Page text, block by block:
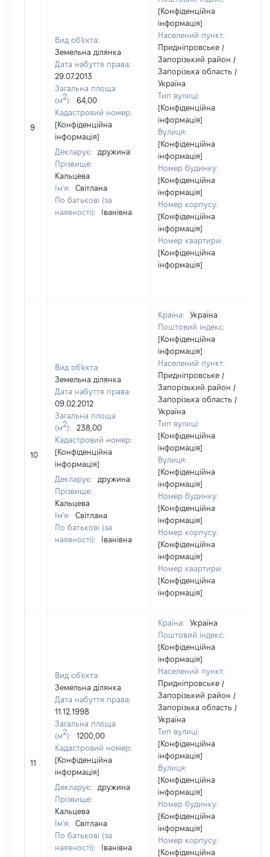
9
Вид об'єкта:
Земельна ділянка
Дата набуття права:
29.07.2013
Загальна площа
(м2):
64,00
Кадастровий номер:
[Конфіденційна
інформація]
Декларує:
дружина
Прізвище:
Кальцева
Ім'я:
Світлана
По батькові (за
наявності):
Іванівна
[Конфіденційна
інформація]
Населений пункт:
Придніпровське /
Запорізький район /
Запорізька область /
Україна
Тип вулиці:
[Конфіденційна
інформація]
Вулиця:
[Конфіденційна
інформація]
Номер будинку:
[Конфіденційна
інформація]
Номер корпусу:
[Конфіденційна
інформація]
Номер квартири:
[Конфіденційна
інформація]
10
Вид об'єкта:
Земельна ділянка
Дата набуття права:
09.02.2012
Загальна площа
(м2):
238,00
Кадастровий номер:
[Конфіденційна
інформація]
Декларує:
дружина
Прізвище:
Кальцева
Ім'я:
Світлана
По батькові (за
наявності):
Іванівна
Країна:
Україна
Поштовий індекс:
[Конфіденційна
інформація]
Населений пункт:
Придніпровське /
Запорізький район /
Запорізька область /
Україна
Тип вулиці:
[Конфіденційна
інформація]
Вулиця:
[Конфіденційна
інформація]
Номер будинку:
[Конфіденційна
інформація]
Номер корпусу:
[Конфіденційна
інформація]
Номер квартири:
[Конфіденційна
інформація]
11
Вид об'єкта:
Земельна ділянка
Дата набуття права:
11.12.1998
Загальна площа
(м2):
1200,00
Кадастровий номер:
[Конфіденційна
інформація]
Декларує:
дружина
Прізвище:
Кальцева
Ім'я:
Світлана
По батькові (за
наявності):
Іванівна
Країна:
Україна
Поштовий індекс:
[Конфіденційна
інформація]
Населений пункт:
Придніпровське /
Запорізький район /
Запорізька область /
Україна
Тип вулиці:
[Конфіденційна
інформація]
Вулиця:
[Конфіденційна
інформація]
Номер будинку:
[Конфіденційна
інформація]
Номер корпусу:
[Конфіденційна